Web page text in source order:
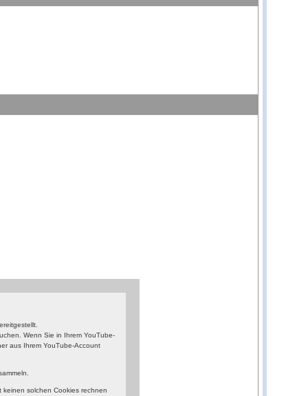
Wenn Sie in Ihrem YouTube-
aus Ihrem YouTube-Account
keinen solchen Cookies rechnen